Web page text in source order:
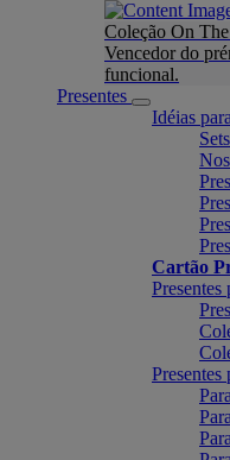
Coleção On
Vencedor do
funcional.
Presentes
Idéias
Cartão
Presentes
Presentes